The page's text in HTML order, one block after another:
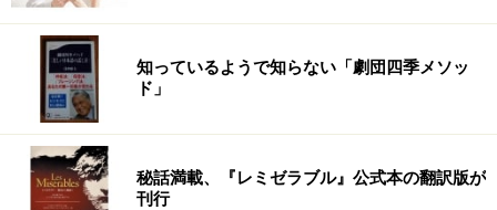
知っているようで知らない「劇団四季メソッ
ド」
秘話満載、『レミゼラブル』公式本の翻訳版が
刊行